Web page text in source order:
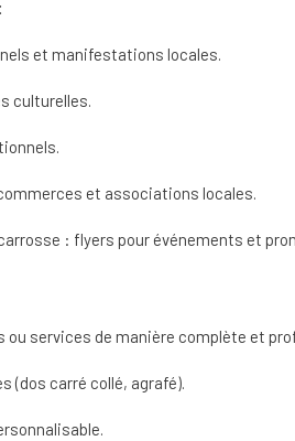
et manifestations locales.
culturelles.
et associations locales.
: flyers pour événements et
services de manière complète et
(dos carré collé, agrafé).